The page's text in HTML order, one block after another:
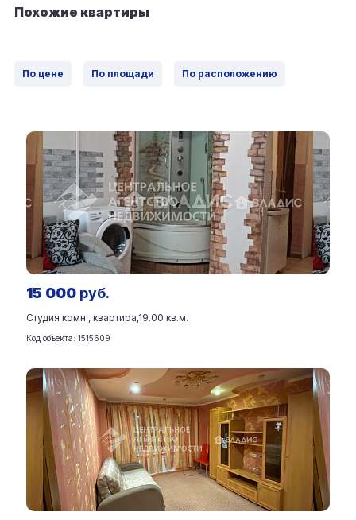
Похожие квартиры
По цене По площади По расположению
15 000 руб.
Студия комн., квартира,19.00 кв.м.
Код объекта: 1515609